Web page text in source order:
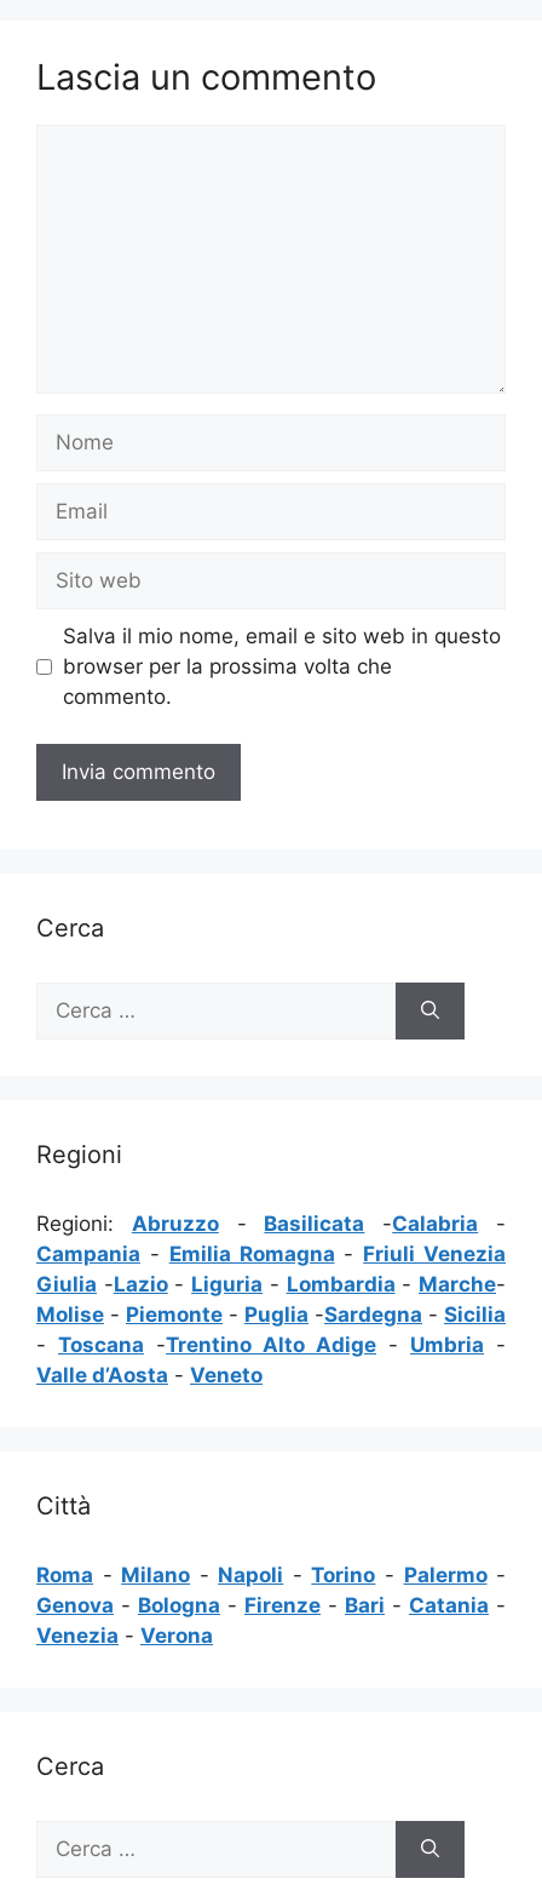
Lascia un commento
Nome
Email
Sito
web
Salva il mio nome, email e sito web in questo
browser per la prossima volta che
commento.
Cerca
per:
Regioni
Regioni: Abruzzo- Basilicata -Calabria -
Campania - Emilia Romagna - Friuli Venezia
Giulia -Lazio- Liguria - Lombardia - Marche-
Molise - Piemonte - Puglia -Sardegna - Sicilia
- Toscana -Trentino Alto Adige - Umbria -
Valle d’Aosta - Veneto
Città
Roma - Milano - Napoli -Torino - Palermo-
Genova - Bologna - Firenze - Bari - Catania -
Venezia - Verona
Cerca
per: